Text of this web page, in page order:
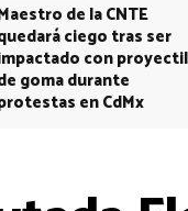
de la CNTE
ciego tras ser
con proyectil
goma durante
en CdMx